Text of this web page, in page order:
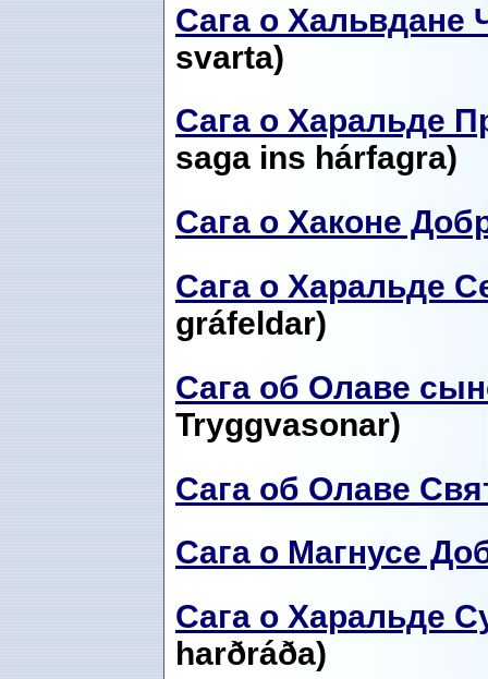
Сага о Хальвдане
svarta)
Сага о Харальде
saga ins hárfagra)
Сага о Хаконе
Сага о Харальде
gráfeldar)
Сага об Олаве
Tryggvasonar)
Сага об Олаве
Сага о Магнусе
Сага о Харальде
harðráða)